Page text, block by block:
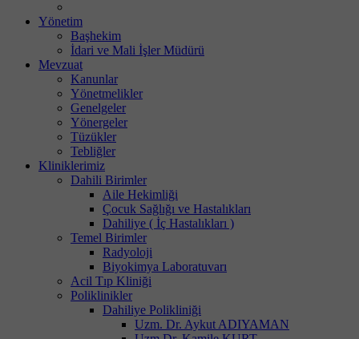
Yönetim
Başhekim
İdari ve Mali İşler Müdürü
Mevzuat
Kanunlar
Yönetmelikler
Genelgeler
Yönergeler
Tüzükler
Tebliğler
Kliniklerimiz
Dahili Birimler
Aile Hekimliği
Çocuk Sağlığı ve Hastalıkları
Dahiliye ( İç Hastalıkları )
Temel Birimler
Radyoloji
Biyokimya Laboratuvarı
Acil Tıp Kliniği
Poliklinikler
Dahiliye Polikliniği
Uzm. Dr. Aykut ADIYAMAN